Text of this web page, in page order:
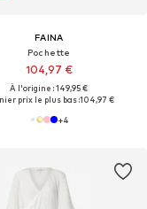
FAINA
Pochette
104,97 €
À l'origine : 149,95 €
prix le plus bas :104,97 €
+4